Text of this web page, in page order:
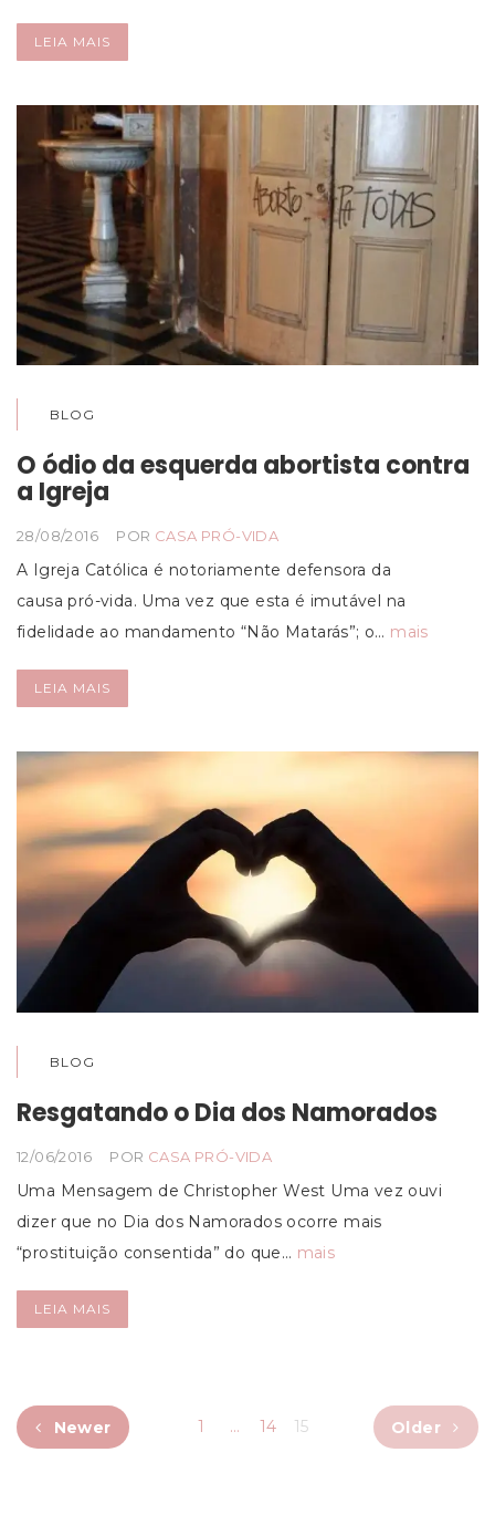
LEIA MAIS
BLOG
O ódio da esquerda abortista contra
a Igreja
28/08/2016 POR CASA PRÓ-VIDA
A Igreja Católica é notoriamente defensora da
causa pró-vida. Uma vez que esta é imutável na
fidelidade ao mandamento “Não Matarás”; o… mais
LEIA MAIS
BLOG
Resgatando o Dia dos Namorados
12/06/2016 POR CASA PRÓ-VIDA
Uma Mensagem de Christopher West Uma vez ouvi
dizer que no Dia dos Namorados ocorre mais
“prostituição consentida” do que… mais
LEIA MAIS
Newer 1 … 14 15 Older